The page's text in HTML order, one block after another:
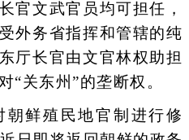
官文武官员均可担任，
外务省指挥和管辖的纯
厅长官由文官林权助担
“关东州”的垄断权。
鲜殖民地官制进行修